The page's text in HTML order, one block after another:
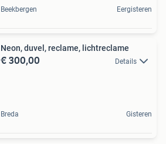
Beekbergen Eergisteren
Neon, duvel, reclame, lichtreclame
€ 300,00 Details
Breda Gisteren